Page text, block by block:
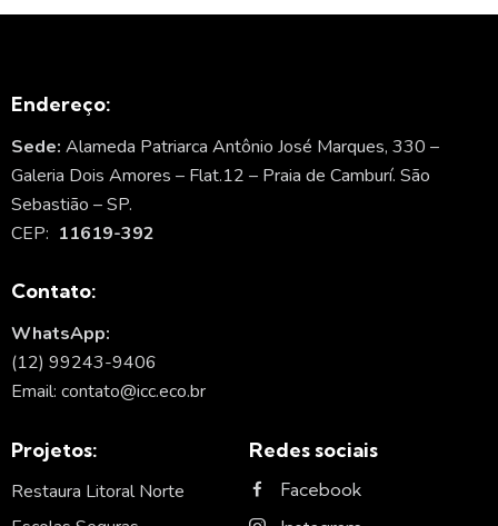
Endereço:
Sede: Alameda Patriarca Antônio José Marques, 330 –
Galeria Dois Amores – Flat.12 – Praia de Camburí. São
Sebastião – SP.
CEP: 11619-392
Contato:
WhatsApp:
(12) 99243-9406
Email: contato@icc.eco.br
Projetos:
Restaura Litoral Norte
Redes sociais
Facebook